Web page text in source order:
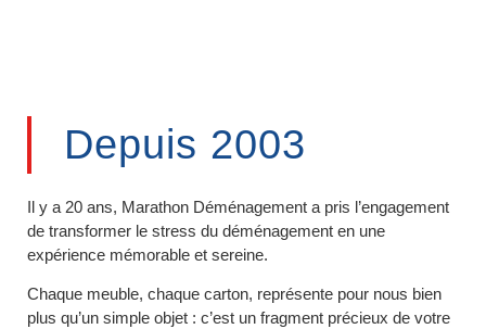
Depuis 2003
Il y a 20 ans, Marathon Déménagement a pris l’engagement
de transformer le stress du déménagement en une
expérience mémorable et sereine.
Chaque meuble, chaque carton, représente pour nous bien
plus qu’un simple objet : c’est un fragment précieux de votre